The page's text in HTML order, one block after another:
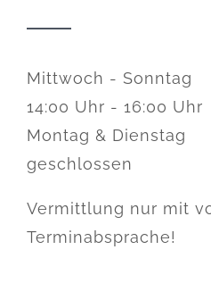
Mittwoch - Sonntag
14:00 Uhr - 16:00 Uhr
Montag & Dienstag
geschlossen
Vermittlung nur mit
Terminabsprache!